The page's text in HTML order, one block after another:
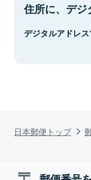
日本郵便トップ
住所に、デジ
デジタルアドレス